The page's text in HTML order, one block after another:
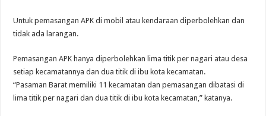
Untuk pemasangan APK di mobil atau kendaraan diperbolehkan dan
tidak ada larangan.
Pemasangan APK hanya diperbolehkan lima titik per nagari atau desa
setiap kecamatannya dan dua titik di ibu kota kecamatan.
“Pasaman Barat memiliki 11 kecamatan dan pemasangan dibatasi di
lima titik per nagari dan dua titik di ibu kota kecamatan,” katanya.